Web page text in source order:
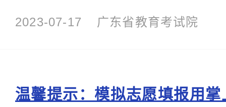
2023-07-17 广东省教育考试院
温馨提示：模拟志愿填报用